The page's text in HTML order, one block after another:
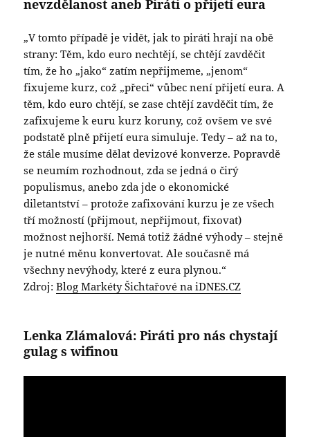
nevzdělanost aneb Piráti o přijetí eura
„V tomto případě je vidět, jak to piráti hrají na obě
strany: Těm, kdo euro nechtějí, se chtějí zavděčit
tím, že ho „jako“ zatím nepřijmeme, „jenom“
fixujeme kurz, což „přeci“ vůbec není přijetí eura. A
těm, kdo euro chtějí, se zase chtějí zavděčit tím, že
zafixujeme k euru kurz koruny, což ovšem ve své
podstatě plně přijetí eura simuluje. Tedy – až na to,
že stále musíme dělat devizové konverze. Popravdě
se neumím rozhodnout, zda se jedná o čirý
populismus, anebo zda jde o ekonomické
diletantství – protože zafixování kurzu je ze všech
tří možností (přijmout, nepřijmout, fixovat)
možnost nejhorší. Nemá totiž žádné výhody – stejně
je nutné měnu konvertovat. Ale současně má
všechny nevýhody, které z eura plynou.“
Zdroj:Blog Markéty Šichtařové na iDNES.CZ
Lenka Zlámalová: Piráti pro nás chystají
gulag s wifinou